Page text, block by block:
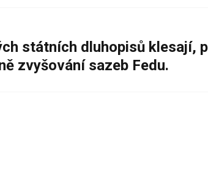
státních dluhopisů klesají,
zvyšování sazeb Fedu.